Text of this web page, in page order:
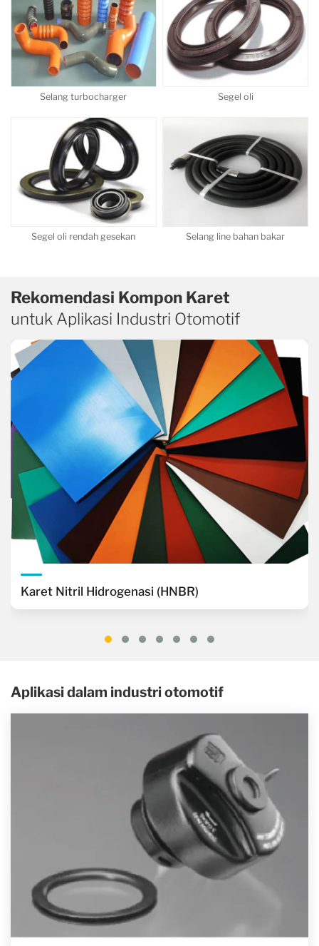
Selang turbocharger Segel oli
Segel oli rendah gesekan Selang line bahan bakar
Rekomendasi Kompon Karet
untuk Aplikasi Industri Otomotif
Karet Nitril Hidrogenasi (HNBR)
Aplikasi dalam industri otomotif